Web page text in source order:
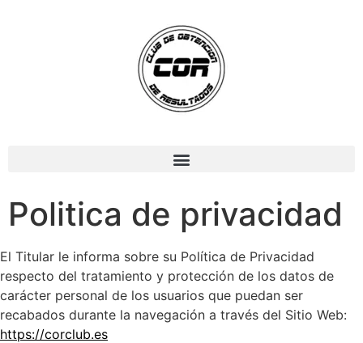
Politica de privacidad
El Titular le informa sobre su Política de Privacidad
respecto del tratamiento y protección de los datos de
carácter personal de los usuarios que puedan ser
recabados durante la navegación a través del Sitio Web:
https://corclub.es